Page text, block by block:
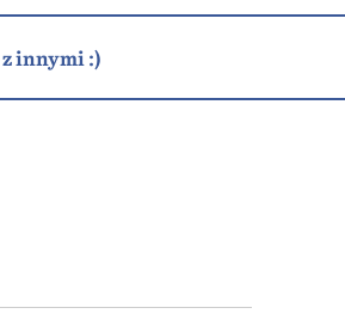
innymi :)